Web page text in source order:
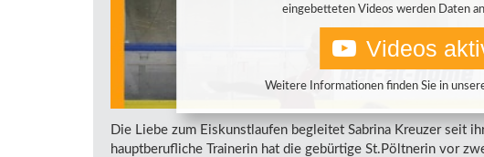
eingebetteten Videos werden Daten
Videos
Weitere Informationen finden Sie in
Die Liebe zum Eiskunstlaufen begleitet Sabrina Kreuzer seit
hauptberufliche Trainerin hat die gebürtige St.Pöltnerin vor